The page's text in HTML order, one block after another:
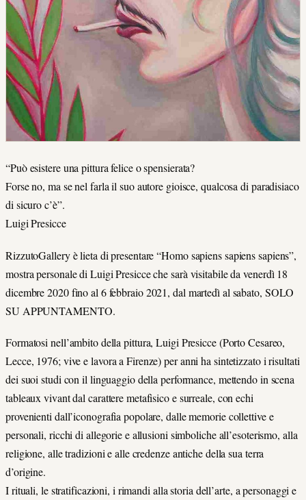
“Può esistere una pittura felice o spensierata?
Forse no, ma se nel farla il suo autore gioisce, qualcosa di paradisiaco
di sicuro c’è”.
Luigi Presicce
RizzutoGallery è lieta di presentare “Homo sapiens sapiens sapiens”,
mostra personale di Luigi Presicce che sarà visitabile da venerdì 18
dicembre 2020 fino al 6 febbraio 2021, dal martedì al sabato, SOLO
SU APPUNTAMENTO.
Formatosi nell’ambito della pittura, Luigi Presicce (Porto Cesareo,
Lecce, 1976; vive e lavora a Firenze) per anni ha sintetizzato i risultati
dei suoi studi con il linguaggio della performance, mettendo in scena
tableaux vivant dal carattere metafisico e surreale, con echi
provenienti dall’iconografia popolare, dalle memorie collettive e
personali, ricchi di allegorie e allusioni simboliche all’esoterismo, alla
religione, alle tradizioni e alle credenze antiche della sua terra
d’origine.
I rituali, le stratificazioni, i rimandi alla storia dell’arte, a personaggi e